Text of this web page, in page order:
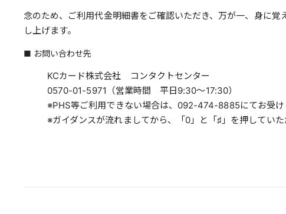
念のため、ご利用代金明細書をご確認いただき、万が一、身に
し上げます。
■ お問い合わせ先
KCカード株式会社 コンタクトセンター
0570-01-5971 （営業時間 平日9:30～17:30）
※PHS等ご利用できない場合は、092-474-8885にてお受け
※ガイダンスが流れましてから、「0」と「♯」を押してい